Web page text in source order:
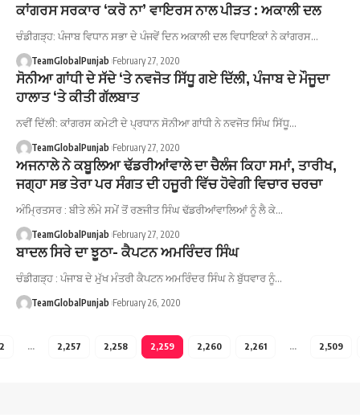
ਕਾਂਗਰਸ ਸਰਕਾਰ ‘ਕਰੋ ਨਾ’ ਵਾਇਰਸ ਨਾਲ ਪੀੜਤ : ਅਕਾਲੀ ਦਲ
ਚੰਡੀਗੜ੍ਹ: ਪੰਜਾਬ ਵਿਧਾਨ ਸਭਾ ਦੇ ਪੰਜਵੇਂ ਦਿਨ ਅਕਾਲੀ ਦਲ ਵਿਧਾਇਕਾਂ ਨੇ ਕਾਂਗਰਸ…
TeamGlobalPunjab February 27, 2020
ਸੋਨੀਆ ਗਾਂਧੀ ਦੇ ਸੱਦੇ ‘ਤੇ ਨਵਜੋਤ ਸਿੱਧੂ ਗਏ ਦਿੱਲੀ, ਪੰਜਾਬ ਦੇ ਮੌਜੂਦਾ
ਹਾਲਾਤ ‘ਤੇ ਕੀਤੀ ਗੱਲਬਾਤ
ਨਵੀਂ ਦਿੱਲੀ: ਕਾਂਗਰਸ ਕਮੇਟੀ ਦੇ ਪ੍ਰਧਾਨ ਸੋਨੀਆ ਗਾਂਧੀ ਨੇ ਨਵਜੋਤ ਸਿੰਘ ਸਿੱਧੂ…
TeamGlobalPunjab February 27, 2020
ਅਜਨਾਲੇ ਨੇ ਕਬੂਲਿਆ ਢੱਡਰੀਆਂਵਾਲੇ ਦਾ ਚੈਲੰਜ ਕਿਹਾ ਸਮਾਂ, ਤਾਰੀਖ,
ਜਗ੍ਹਾ ਸਭ ਤੇਰਾ ਪਰ ਸੰਗਤ ਦੀ ਹਜੂਰੀ ਵਿੱਚ ਹੋਵੇਗੀ ਵਿਚਾਰ ਚਰਚਾ
ਅੰਮ੍ਰਿਤਸਰ : ਬੀਤੇ ਲੰਮੇ ਸਮੇਂ ਤੋਂ ਰਣਜੀਤ ਸਿੰਘ ਢੱਡਰੀਆਂਵਾਲਿਆਂ ਨੂੰ ਲੈ ਕੇ…
TeamGlobalPunjab February 27, 2020
ਬਾਦਲ ਸਿਰੇ ਦਾ ਝੂਠਾ- ਕੈਪਟਨ ਅਮਰਿੰਦਰ ਸਿੰਘ
ਚੰਡੀਗੜ੍ਹ : ਪੰਜਾਬ ਦੇ ਮੁੱਖ ਮੰਤਰੀ ਕੈਪਟਨ ਅਮਰਿੰਦਰ ਸਿੰਘ ਨੇ ਬੁੱਧਵਾਰ ਨੂੰ…
TeamGlobalPunjab February 26, 2020
… 2,257 2,258 2,259 2,260 2,261 … 2,509